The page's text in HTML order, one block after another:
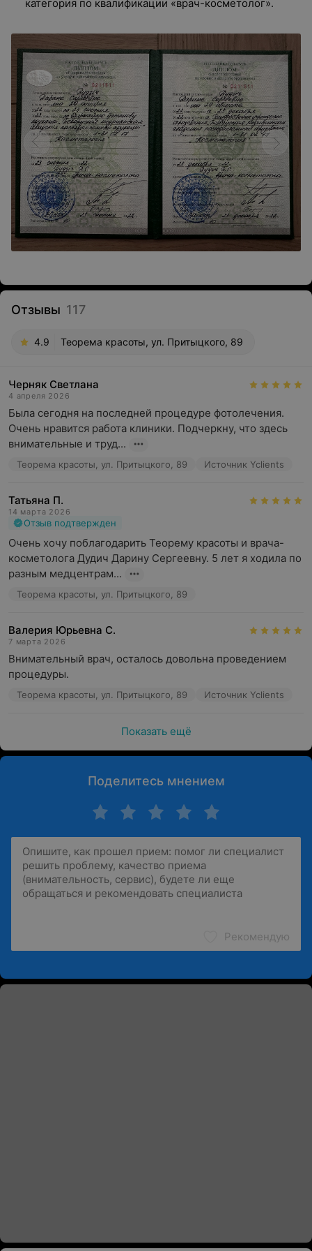
категория по квалификации «врач-косметолог».
Отзывы 117
4.9 Теорема красоты, ул. Притыцкого, 89
Черняк Светлана
4 апреля 2026
Была сегодня на последней процедуре фотолечения.
Очень нравится работа клиники. Подчеркну, что здесь
внимательные и труд...
Теорема красоты, ул. Притыцкого, 89 Источник Yclients
Татьяна П.
14 марта 2026
Отзыв подтвержден
Очень хочу поблагодарить Теорему красоты и врача-
косметолога Дудич Дарину Сергеевну. 5 лет я ходила по
разным медцентрам...
Теорема красоты, ул. Притыцкого, 89
Валерия Юрьевна С.
7 марта 2026
Внимательный врач, осталось довольна проведением
процедуры.
Теорема красоты, ул. Притыцкого, 89 Источник Yclients
Показать ещё
Поделитесь мнением
Рекомендую